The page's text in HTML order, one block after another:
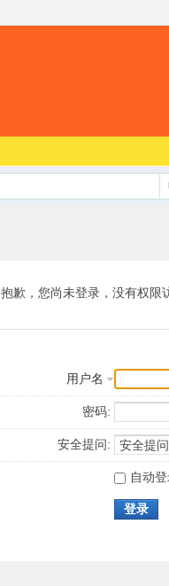
抱歉，您尚未登录，没有权限
用户名
密码:
安全提问:
自动
登录